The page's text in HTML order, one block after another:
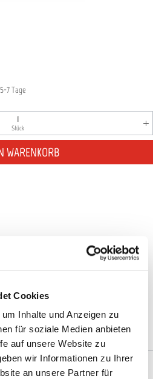
Cookies
Inhalte und Anzeigen zu
für soziale Medien anbieten
auf unsere Website zu
wir Informationen zu Ihrer
an unsere Partner für
7 Tage
Wert ein oder
Stück
WARENKORB
von 2 Rollen Folie für die
damit die komplette…Mehr